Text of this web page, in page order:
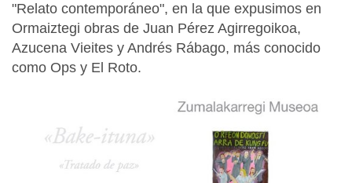
"Relato contemporáneo", en la que expusimos en
Ormaiztegi obras de Juan Pérez Agirregoikoa,
Azucena Vieites y Andrés Rábago, más conocido
como Ops y El Roto.